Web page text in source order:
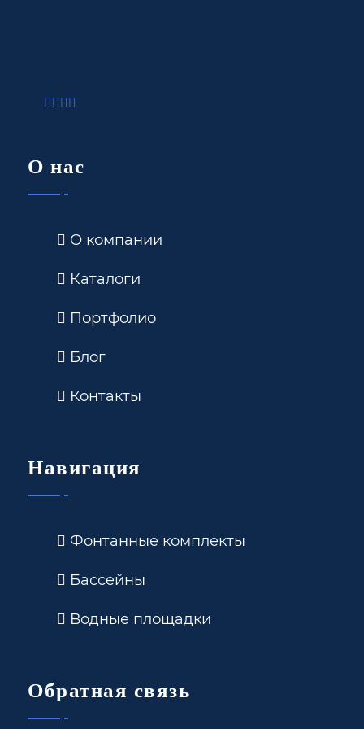
О нас
О компании
Каталоги
Портфолио
Блог
Контакты
Навигация
Фонтанные комплекты
Бассейны
Водные площадки
Обратная связь